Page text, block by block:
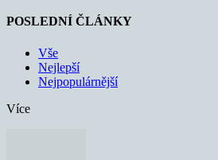
POSLEDNÍ ČLÁNKY
Vše
Nejlepší
Nejpopulárnější
Více